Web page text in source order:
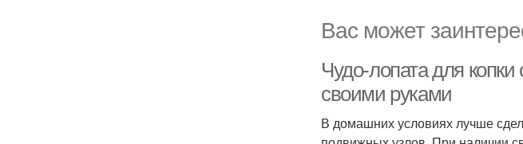
Вас может
Чудо-лопата для
своими руками
В домашних условиях лучше